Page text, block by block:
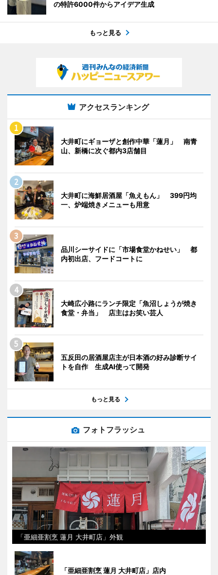
の特許6000件からアイデア生成
もっと見る
アクセスランキング
大井町にギョーザと創作中華「蓮月」 南青
山、新橋に次ぐ都内3店舗目
大井町に海鮮居酒屋「魚えもん」 399円均
一、炉端焼きメニューも用意
品川シーサイドに「市場食堂かねせい」 都
内初出店、フードコートに
大崎広小路にランチ限定「魚沼しょうが焼き
食堂・弁当」 店主はお笑い芸人
五反田の居酒屋店主が日本酒の好み診断サイ
トを自作 生成AI使って開発
もっと見る
フォトフラッシュ
「亜細亜割烹 蓮月 大井町店」外観
「亜細亜割烹 蓮月 大井町店」店内